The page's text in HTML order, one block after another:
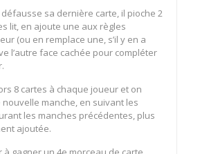
défausse sa dernière carte, il pioche 2
lit, en ajoute une aux règles
(ou en remplace une, s’il y en a
l’autre face cachée pour compléter
8 cartes à chaque joueur et on
manche, en suivant les
les manches précédentes, plus
ajoutée.